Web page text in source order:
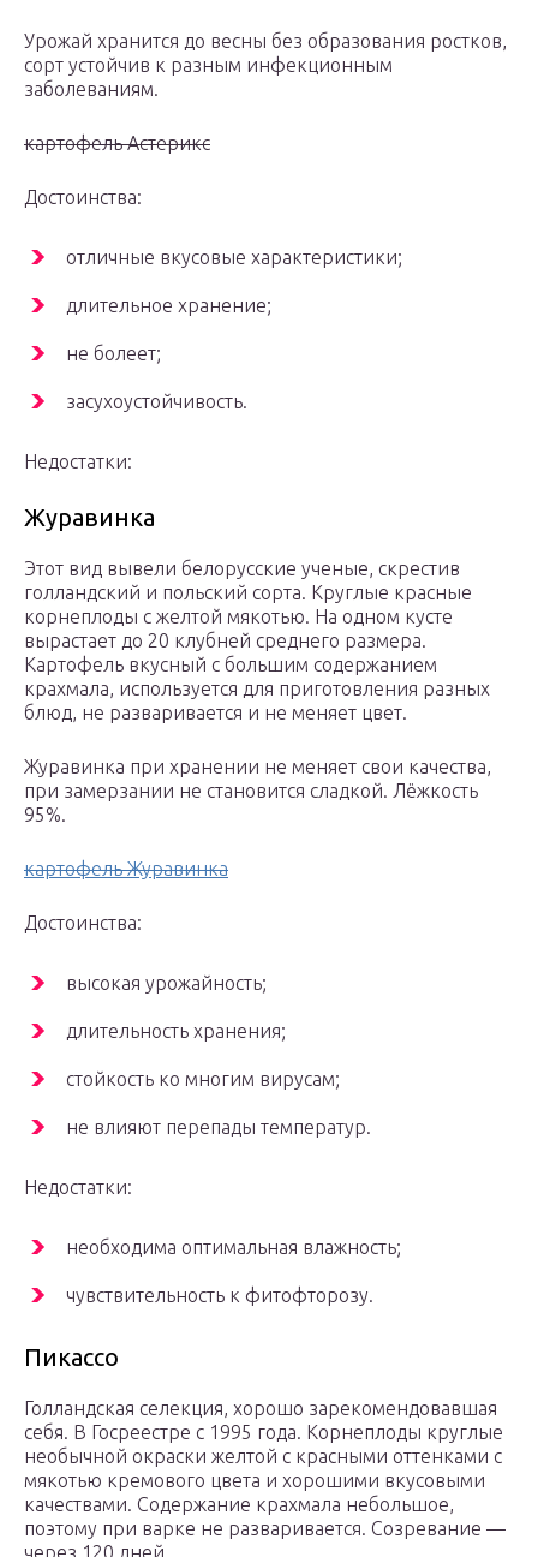
Урожай хранится до весны без образования ростков,
сорт устойчив к разным инфекционным
заболеваниям.
картофель Астерикс
Достоинства:
отличные вкусовые характеристики;
длительное хранение;
не болеет;
засухоустойчивость.
Недостатки:
Журавинка
Этот вид вывели белорусские ученые, скрестив
голландский и польский сорта. Круглые красные
корнеплоды с желтой мякотью. На одном кусте
вырастает до 20 клубней среднего размера.
Картофель вкусный с большим содержанием
крахмала, используется для приготовления разных
блюд, не разваривается и не меняет цвет.
Журавинка при хранении не меняет свои качества,
при замерзании не становится сладкой. Лëжкость
95%.
картофель Журавинка
Достоинства:
высокая урожайность;
длительность хранения;
стойкость ко многим вирусам;
не влияют перепады температур.
Недостатки:
необходима оптимальная влажность;
чувствительность к фитофторозу.
Пикассо
Голландская селекция, хорошо зарекомендовавшая
себя. В Госреестре с 1995 года. Корнеплоды круглые
необычной окраски желтой с красными оттенками с
мякотью кремового цвета и хорошими вкусовыми
качествами. Содержание крахмала небольшое,
поэтому при варке не разваривается. Созревание —
через 120 дней.